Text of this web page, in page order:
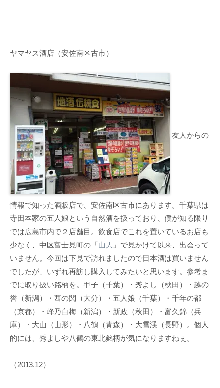
ヤマヤス酒店（安佐南区古市）
友人からの
情報で知った酒販店で、安佐南区古市にあります。千葉県は
寺田本家の五人娘という自然酒を扱っており、僕が知る限り
では広島市内で２店舗目。飲食店でこれを置いているお店も
少なく、中区富士見町の「山人 」で見かけて以来、出会って
いません。今回は下見で訪れましたので日本酒は買いません
でしたが、いずれ再訪し購入してみたいと思います。参考ま
でに取り扱い銘柄を。甲子（千葉）・秀よし（秋田）・越の
誉（新潟）・西の関（大分）・五人娘（千葉）・千年の都
（京都）・峰乃白梅（新潟）・新政（秋田）・富久錦（兵
庫）・大山（山形）・八鶴（青森）・大雪渓（長野）。個人
的には、秀よしや八鶴の東北銘柄が気になりますねぇ。
（2013.12）